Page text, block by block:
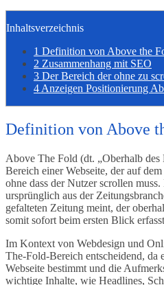
Inhaltsverzeichnis
1 Definition von Above the
2 Zusammenhang mit SEO
3 Der Bereich der ohne zu
4Anzeigen Positionierung
Definition von Above
Above The Fold (dt. „Oberhalb des
Bereich einer Webseite, der auf
ohne dass der Nutzer scrollen
ursprünglich aus der
gefalteten Zeitung meint, der
somit sofort beim ersten Blick
Im Kontext von Webdesign und
The-Fold-Bereich entscheidend, da
Webseite bestimmt und die
wichtige Inhalte, wie Headlines,